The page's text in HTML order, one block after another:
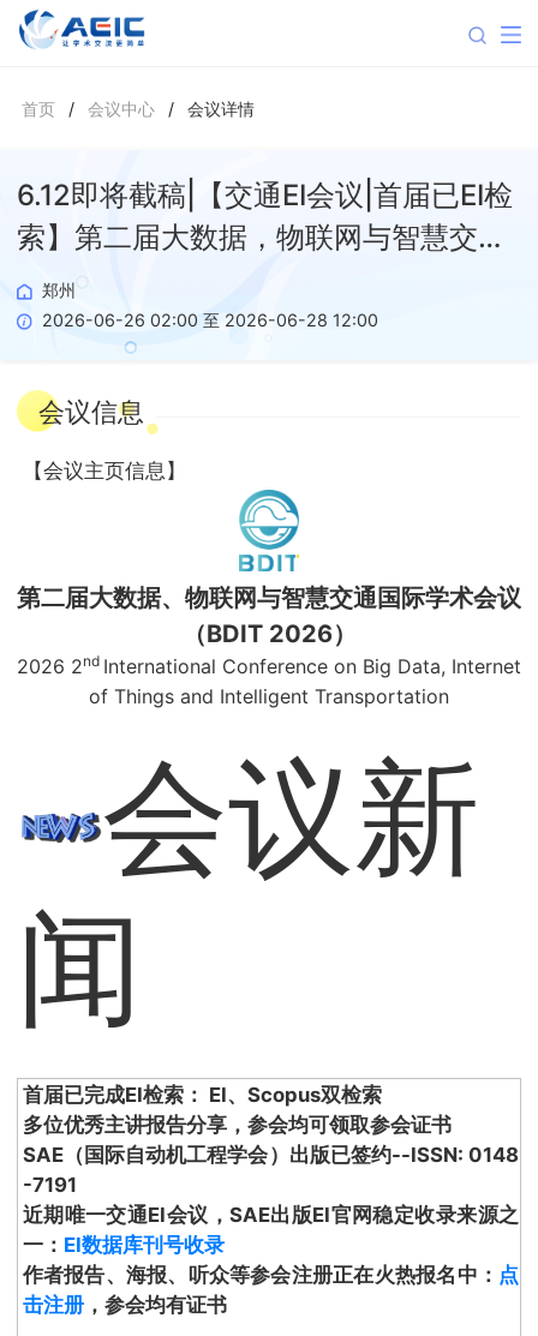
首页 / 会议中心 / 会议详情
6.12即将截稿|【交通EI会议|首届已EI检
索】第二届大数据，物联网与智慧交通
国际学术会议（BDIT 2026）
郑州
2026-06-26 02:00 至 2026-06-28 12:00
会议信息
【会议主页信息 】
第二届大数据、物联网与智慧交通国际学术会议
（BDIT 2026）
2026 2nd International Conference on Big Data, Internet
of Things and Intelligent Transportation
会议新
闻
首届已完成EI检索： EI、Scopus双检索
多位优秀主讲报告分享，参会均可领取参会证书
SAE（国际自动机工程学会）出版已签约--ISSN: 0148
-7191
近期唯一交通EI会议，SAE出版EI官网稳定收录来源之
一： EI数据库刊号收录
作者报告、海报、听众等参会注册正在火热报名中： 点
击注册，参会均有证书